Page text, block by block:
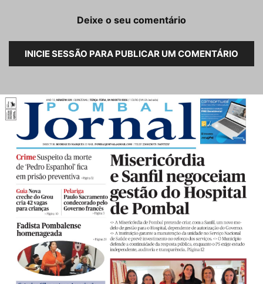
Deixe o seu comentário
INICIE SESSÃO PARA PUBLICAR UM COMENTÁRIO